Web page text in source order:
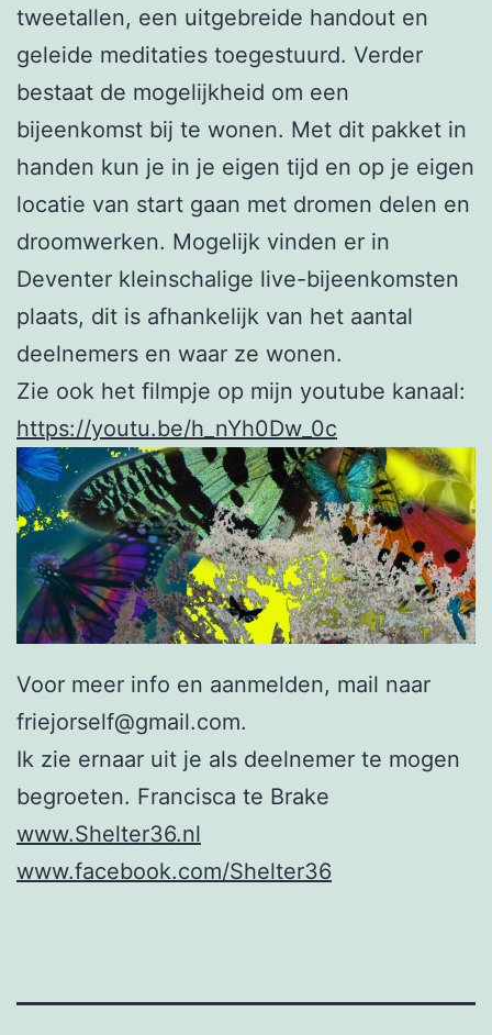
tweetallen, een uitgebreide handout en
geleide meditaties toegestuurd. Verder
bestaat de mogelijkheid om een
bijeenkomst bij te wonen. Met dit pakket in
handen kun je in je eigen tijd en op je eigen
locatie van start gaan met dromen delen en
droomwerken. Mogelijk vinden er in
Deventer kleinschalige live-bijeenkomsten
plaats, dit is afhankelijk van het aantal
deelnemers en waar ze wonen.
Zie ook het filmpje op mijn youtube kanaal:
https://youtu.be/h_nYh0Dw_0c
Voor meer info en aanmelden, mail naar
friejorself@gmail.com.
Ik zie ernaar uit je als deelnemer te mogen
begroeten. Francisca te Brake
www.Shelter36.nl
www.facebook.com/Shelter36